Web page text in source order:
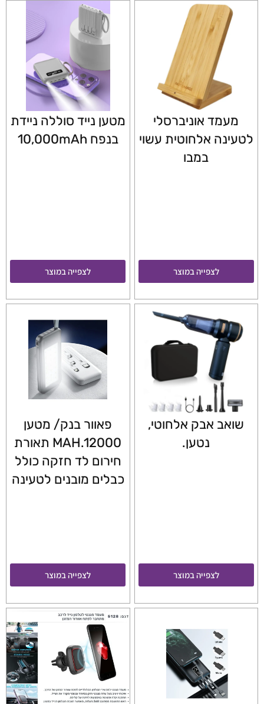
מעמד אוניברסלי
לטעינה אלחוטית עשוי
במבו
לצפייה במוצר
מטען נייד סוללה ניידת
בנפח 10,000mAh
לצפייה במוצר
שואב אבק אלחוטי,
נטען.
לצפייה במוצר
פאוור בנק/ מטען
MAH.12000 תאורת
חירום לד חזקה כולל
כבלים מובנים לטעינה
לצפייה במוצר